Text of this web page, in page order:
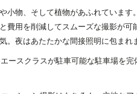
小物、そして植物があふれています
費用を削減してスムーズな撮影が可
。夜はあたたかな間接照明に包まれ
ースクラスが駐車可能な駐車場を完